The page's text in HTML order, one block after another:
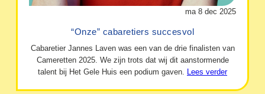
ma 8 dec 2025
“Onze” cabaretiers succesvol
Cabaretier Jannes Laven was een van de drie finalisten van
Cameretten 2025. We zijn trots dat wij dit aanstormende
talent bij Het Gele Huis een podium gaven. Lees verder